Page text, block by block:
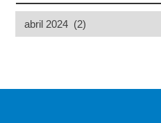
Archivo
por
año